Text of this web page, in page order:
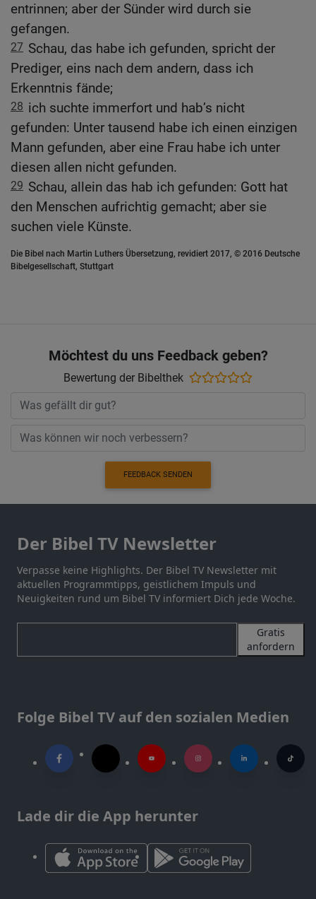
entrinnen; aber der Sünder wird durch sie
gefangen.
27 Schau, das habe ich gefunden, spricht der
Prediger, eins nach dem andern, dass ich
Erkenntnis fände;
28 ich suchte immerfort und hab’s nicht
gefunden: Unter tausend habe ich einen einzigen
Mann gefunden, aber eine Frau habe ich unter
diesen allen nicht gefunden.
29 Schau, allein das hab ich gefunden: Gott hat
den Menschen aufrichtig gemacht; aber sie
suchen viele Künste.
Die Bibel nach Martin Luthers Übersetzung, revidiert 2017, © 2016 Deutsche
Bibelgesellschaft, Stuttgart
Möchtest du uns Feedback geben?
Bewertung der Bibelthek
FEEDBACK SENDEN
Der Bibel TV Newsletter
Verpasse keine Highlights. Der Bibel TV Newsletter mit
aktuellen Programmtipps, geistlichem Impuls und
Neuigkeiten rund um Bibel TV informiert Dich jede Woche.
Gratis
anfordern
Folge Bibel TV auf den sozialen Medien
Lade dir die App herunter